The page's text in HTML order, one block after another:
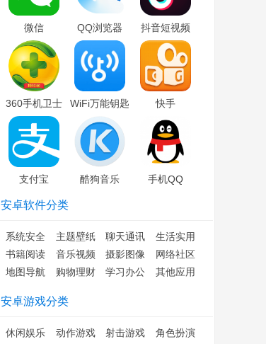
微信 QQ浏览器 抖音短视频
360手机卫士 WiFi万能钥匙 快手
支付宝 酷狗音乐 手机QQ
安卓软件分类
系统安全 主题壁纸 聊天通讯
生活实用
书籍阅读
音乐视频 摄影图像
网络社区
地图导航
购物理财 学习办公 其他应用
安卓游戏分类
休闲娱乐 动作游戏 射击游戏
角色扮演